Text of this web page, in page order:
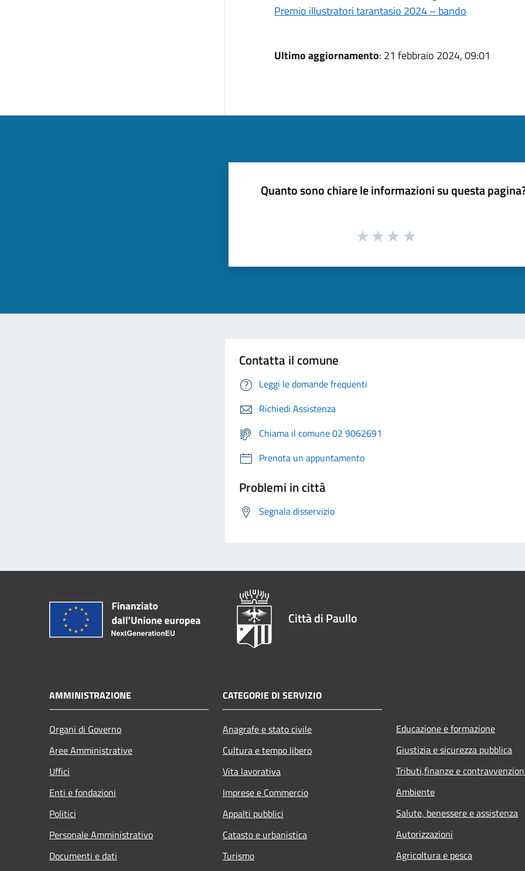
Premio illustratori tarantasio 2024 – bando
Ultimo aggiornamento: 21 febbraio 2024, 09:01
Quanto sono chiare le informazioni su questa
Contatta il comune
Leggi le domande frequenti
Richiedi Assistenza
Chiama il comune 02 9062691
Prenota un appuntamento
Problemi in città
Segnala disservizio
Città di Paullo
AMMINISTRAZIONE
Organi di Governo
Aree Amministrative
Uffici
Enti e fondazioni
Politici
Personale Amministrativo
Documenti e dati
CATEGORIE DI SERVIZIO
Anagrafe e stato civile
Cultura e tempo libero
Vita lavorativa
Imprese e Commercio
Appalti pubblici
Catasto e urbanistica
Turismo
Educazione e formazione
Giustizia e sicurezza pubblica
Tributi,finanze e
Ambiente
Salute, benessere e assistenza
Autorizzazioni
Agricoltura e pesca